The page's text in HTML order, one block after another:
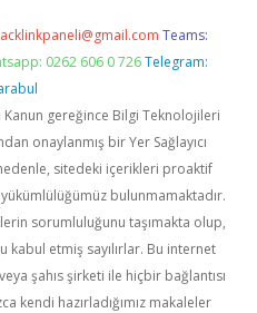
Teams:
0262 606 0 726 Telegram:
Kanun gereğince Bilgi Teknolojileri
onaylanmış bir Yer Sağlayıcı
sitedeki içerikleri proaktif
bulunmamaktadır.
sorumluluğunu taşımakta olup,
etmiş sayılırlar. Bu internet
şahıs şirketi ile hiçbir bağlantısı
kendi hazırladığımız makaleler